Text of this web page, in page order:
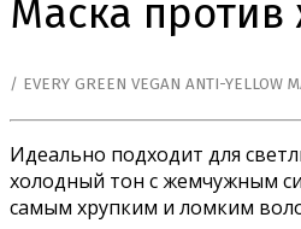
Маска
/ EVERY GREEN VEGAN ANTI-YELLOW
Идеально подходит для
холодный тон с жемчужным
самым хрупким и ломким